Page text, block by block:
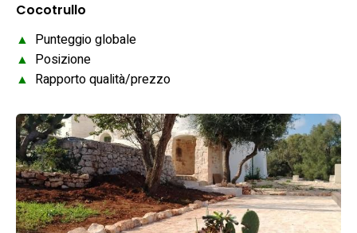
Cocotrullo
▲ Punteggio globale
▲ Posizione
▲ Rapporto qualità/prezzo